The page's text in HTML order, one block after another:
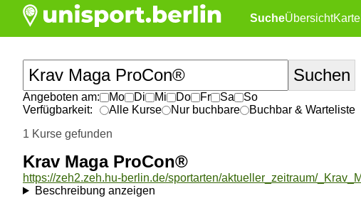
SucheÜbersichtKarte
Angeboten am: Mo Di Mi Do Fr Sa
So
Verfügbarkeit:
Alle Kurse Nur buchbare
Buchbar & Warteliste
1 Kurse gefunden
Krav Maga ProCon®
Beschreibung anzeigen